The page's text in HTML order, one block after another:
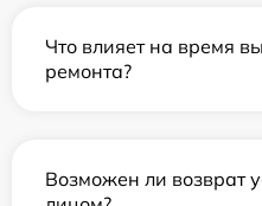
Что влияет на время
ремонта?
Возможен ли возврат